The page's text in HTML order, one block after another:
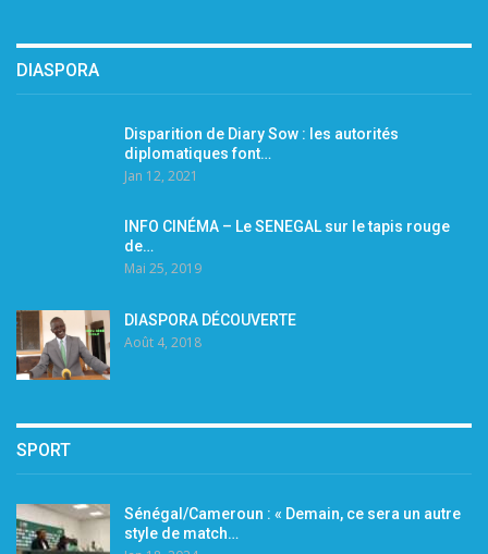
DIASPORA
Disparition de Diary Sow : les autorités
diplomatiques font…
Jan 12, 2021
INFO CINÉMA – Le SENEGAL sur le tapis rouge
de…
Mai 25, 2019
DIASPORA DÉCOUVERTE
Août 4, 2018
SPORT
Sénégal/Cameroun : « Demain, ce sera un autre
style de match…